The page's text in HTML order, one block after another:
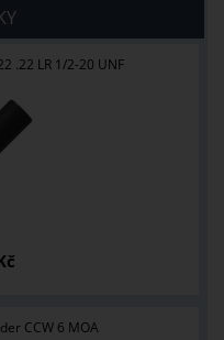
.22 LR 1/2-20 UNF
CCW 6 MOA